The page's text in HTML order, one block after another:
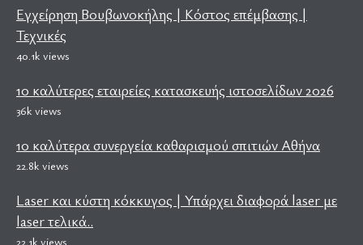
Εγχείρηση Βουβωνοκήλης | Κόστος επέμβασης |
Τεχνικές
40.1k views
10 καλύτερες εταιρείες κατασκευής ιστοσελίδων 2026
36k views
10 καλύτερα συνεργεία καθαρισμού σπιτιών Αθήνα
22.8k views
Laser και κύστη κόκκυγος | Υπάρχει διαφορά laser με
laser τελικά..
22.1k views